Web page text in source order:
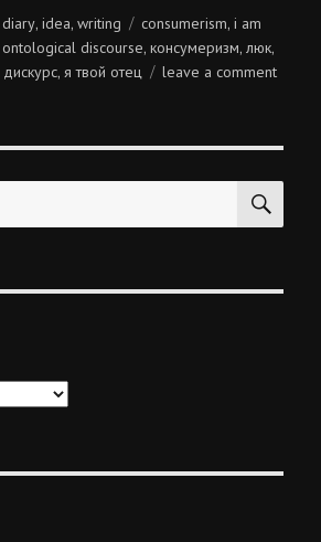
diary,idea,writing Tags
consumerism,i am
ontological discourse,консумеризм, люк,
, я твой отец leave a commenton
твой